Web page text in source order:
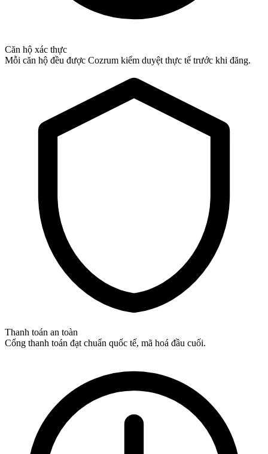
Căn hộ xác thực
Mỗi căn hộ đều được Cozrum kiểm duyệt thực tế trước khi đăng.
Thanh toán an toàn
Cổng thanh toán đạt chuẩn quốc tế, mã hoá đầu cuối.